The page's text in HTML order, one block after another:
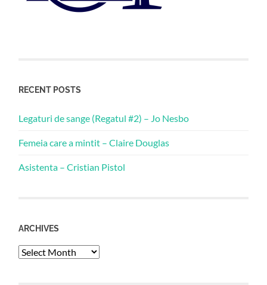
RECENT POSTS
Legaturi de sange (Regatul #2) – Jo Nesbo
Femeia care a mintit – Claire Douglas
Asistenta – Cristian Pistol
ARCHIVES
Archives